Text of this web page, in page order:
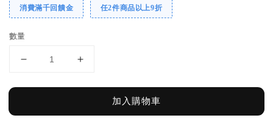
消費滿千回饋金 任2件商品以上9折
數量
加入購物車